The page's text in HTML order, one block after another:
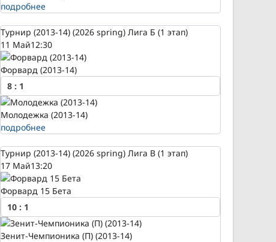
подробнее
Турнир (2013-14) (2026 spring) Лига Б (1 этап)
11 Май12:30
Форвард (2013-14)
8 : 1
Молодежка (2013-14)
подробнее
Турнир (2013-14) (2026 spring) Лига В (1 этап)
17 Май13:20
Форвард 15 Бета
10 : 1
Зенит-Чемпионика (П) (2013-14)